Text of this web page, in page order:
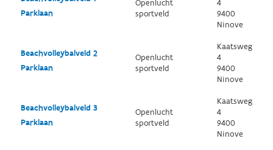
Parklaan
Openlucht
sportveld
4
9400
Ninove
Beachvolleybalveld 2
Parklaan
Openlucht
sportveld
Kaatsweg
4
9400
Ninove
Beachvolleybalveld 3
Parklaan
Openlucht
sportveld
Kaatsweg
4
9400
Ninove